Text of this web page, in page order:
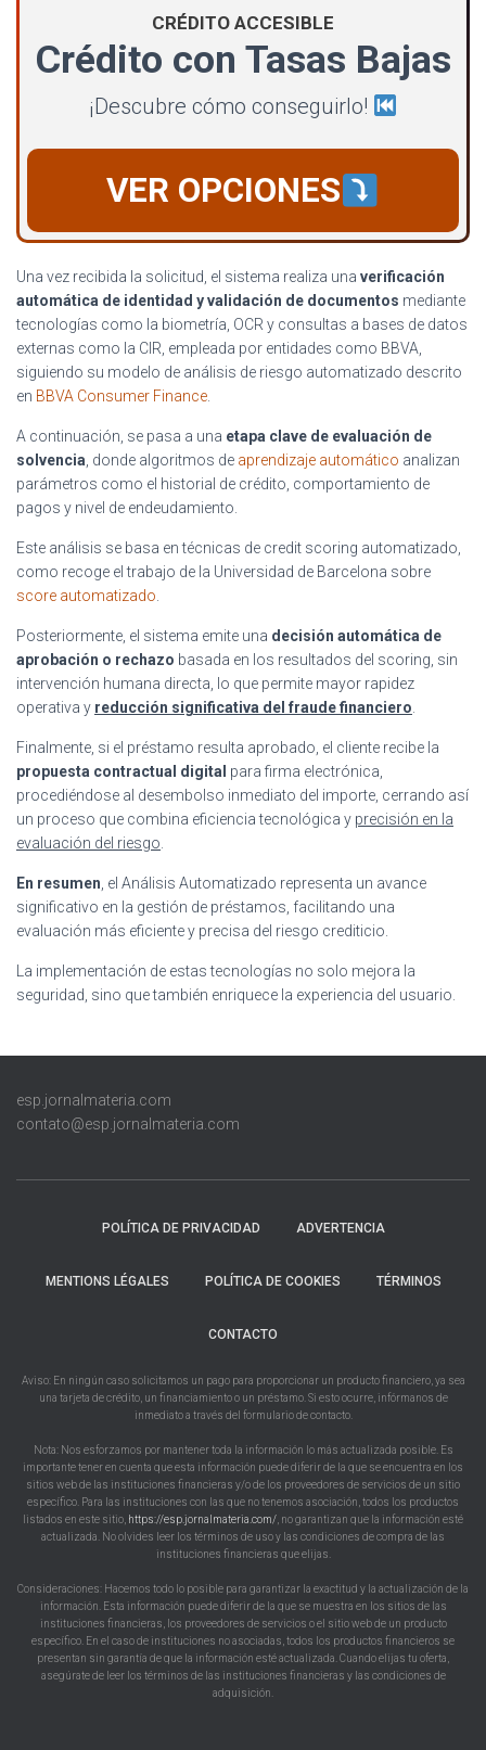
CRÉDITO ACCESIBLE
Crédito con Tasas Bajas
¡Descubre cómo conseguirlo!
VER OPCIONES
Una vez recibida la solicitud, el sistema realiza una verificación
automática de identidad y validación de documentos mediante
tecnologías como la biometría, OCR y consultas a bases de datos
externas como la CIR, empleada por entidades como BBVA,
siguiendo su modelo de análisis de riesgo automatizado descrito
en BBVA Consumer Finance
A continuación, se pasa a una etapa clave de evaluación de
solvencia , donde algoritmos de aprendizaje automático analizan
parámetros como el historial de crédito, comportamiento de
pagos y nivel de endeudamiento.
Este análisis se basa en técnicas de credit scoring automatizado,
como recoge el trabajo de la Universidad de Barcelona sobre
score automatizado
Posteriormente, el sistema emite una decisión automática de
aprobación o rechazo basada en los resultados del scoring, sin
intervención humana directa, lo que permite mayor rapidez
operativa y reducción significativa del fraude financiero
Finalmente, si el préstamo resulta aprobado, el cliente recibe la
propuesta contractual digital para firma electrónica,
procediéndose al desembolso inmediato del importe, cerrando así
un proceso que combina eficiencia tecnológica y precisión en la
evaluación del riesgo
En resumen , el Análisis Automatizado representa un avance
significativo en la gestión de préstamos, facilitando una
evaluación más eficiente y precisa del riesgo crediticio.
La implementación de estas tecnologías no solo mejora la
seguridad, sino que también enriquece la experiencia del usuario.
esp.jornalmateria.com
contato@esp.jornalmateria.com
POLÍTICA DE PRIVACIDAD ADVERTENCIA
MENTIONS LÉGALES POLÍTICA DE COOKIES TÉRMINOS
CONTACTO
Aviso: En ningún caso solicitamos un pago para proporcionar un producto financiero, ya sea
una tarjeta de crédito, un financiamiento o un préstamo. Si esto ocurre, infórmanos de
inmediato a través del formulario de contacto.
Nota: Nos esforzamos por mantener toda la información lo más actualizada posible. Es
importante tener en cuenta que esta información puede diferir de la que se encuentra en los
sitios web de las instituciones financieras y/o de los proveedores de servicios de un sitio
específico. Para las instituciones con las que no tenemos asociación, todos los productos
listados en este sitio, https://esp.jornalmateria.com/ , no garantizan que la información esté
actualizada. No olvides leer los términos de uso y las condiciones de compra de las
instituciones financieras que elijas.
Consideraciones: Hacemos todo lo posible para garantizar la exactitud y la actualización de la
información. Esta información puede diferir de la que se muestra en los sitios de las
instituciones financieras, los proveedores de servicios o el sitio web de un producto
específico. En el caso de instituciones no asociadas, todos los productos financieros se
presentan sin garantía de que la información esté actualizada. Cuando elijas tu oferta,
asegúrate de leer los términos de las instituciones financieras y las condiciones de
adquisición.